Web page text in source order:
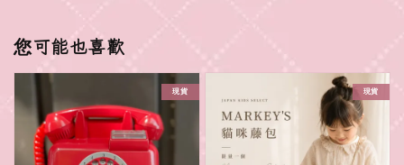
您可能也喜歡
現貨 現貨